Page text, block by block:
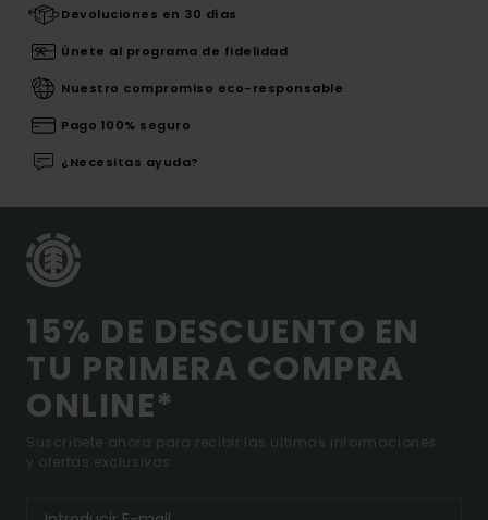
Devoluciones en 30 días
Únete al programa de fidelidad
Nuestro compromiso eco-responsable
Pago 100% seguro
¿Necesitas ayuda?
15% DE DESCUENTO EN
TU PRIMERA COMPRA
ONLINE*
Suscríbete ahora para recibir las ultimas informaciones
y ofertas exclusivas.